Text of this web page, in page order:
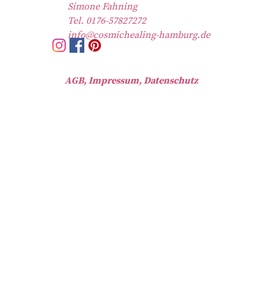
Simone Fahning
Tel. 0176-57827272
info@cosmichealing-hamburg.de
AGB, Impressum, Datenschutz